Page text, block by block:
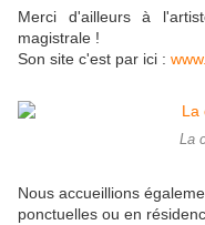
Merci d'ailleurs à
magistrale !
Son site c'est par ici :
La
Nous accueillions
ponctuelles ou en